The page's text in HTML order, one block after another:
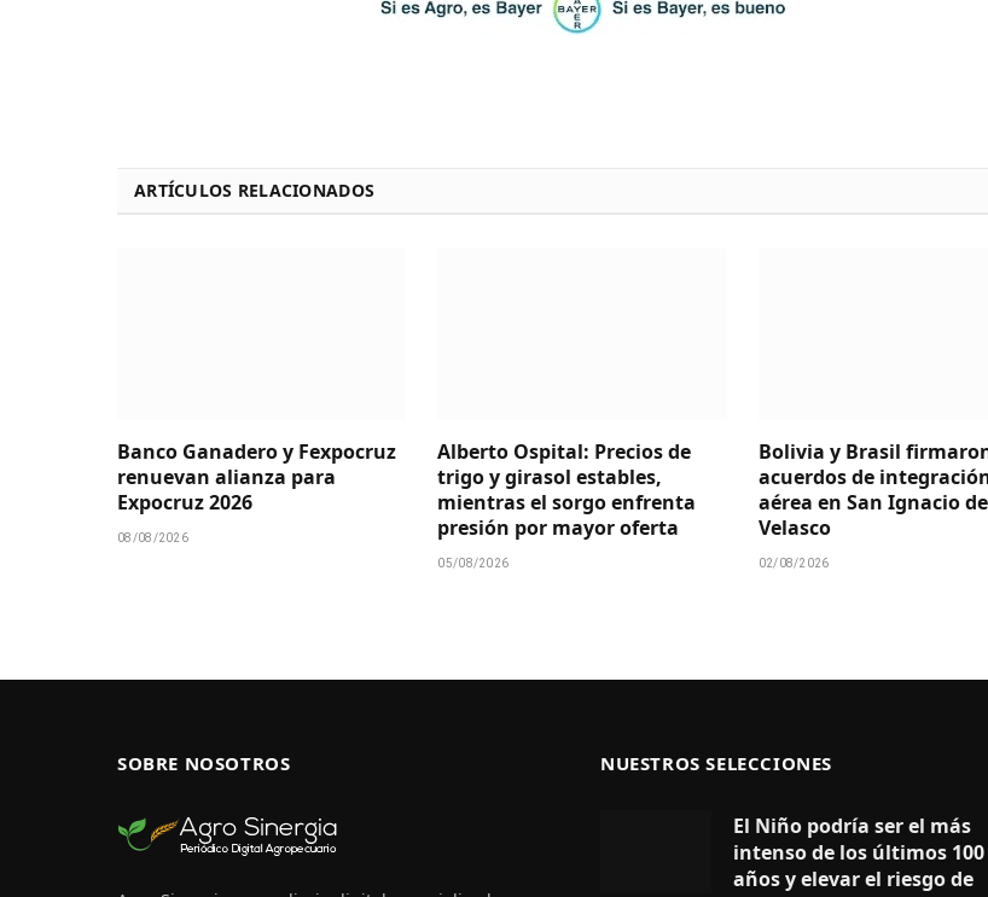
ARTÍCULOS RELACIONADOS
Banco Ganadero y Fexpocruz
renuevan alianza para
Expocruz 2026
08/08/2026
Alberto Ospital: Precios de
trigo y girasol estables,
mientras el sorgo enfrenta
presión por mayor oferta
05/08/2026
Bolivia y Brasil
acuerdos de
aérea en San Ignacio de
Velasco
02/08/2026
SOBRE NOSOTROS NUESTROS SELECCIONES
El Niño podría ser el más
intenso de los últimos 100
años y elevar el riesgo de